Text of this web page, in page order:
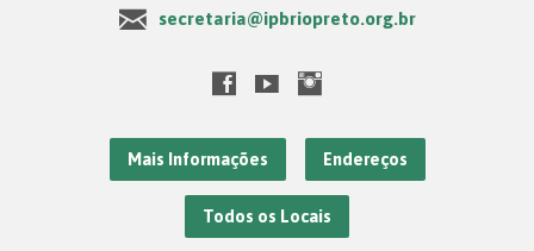
secretaria@ipbriopreto.org.br
Mais Informações Endereços
Todos os Locais